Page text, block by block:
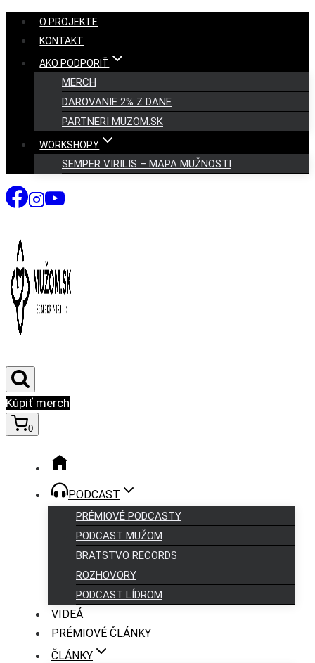
Skip
content
O PROJEKTE
KONTAKT
AKO PODPORIŤ
MERCH
DAROVANIE 2% Z DANE
PARTNERI MUZOM.SK
WORKSHOPY
SEMPER VIRILIS – MAPA MUŽNOSTI
Kúpiť merch
0
PODCAST
PRÉMIOVÉ PODCASTY
PODCAST MUŽOM
BRATSTVO RECORDS
ROZHOVORY
PODCAST LÍDROM
VIDEÁ
PRÉMIOVÉ ČLÁNKY
ČLÁNKY